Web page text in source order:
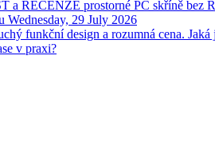
a RECENZE prostorné PC skříně bez
Wednesday, 29 July 2026
funkční design a rozumná cena. Jaká
v praxi?